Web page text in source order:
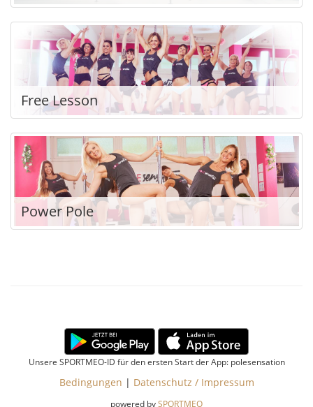
Free Lesson
Power Pole
Unsere SPORTMEO-ID für den ersten Start der App: polesensation
Bedingungen | Datenschutz / Impressum
powered bySPORTMEO